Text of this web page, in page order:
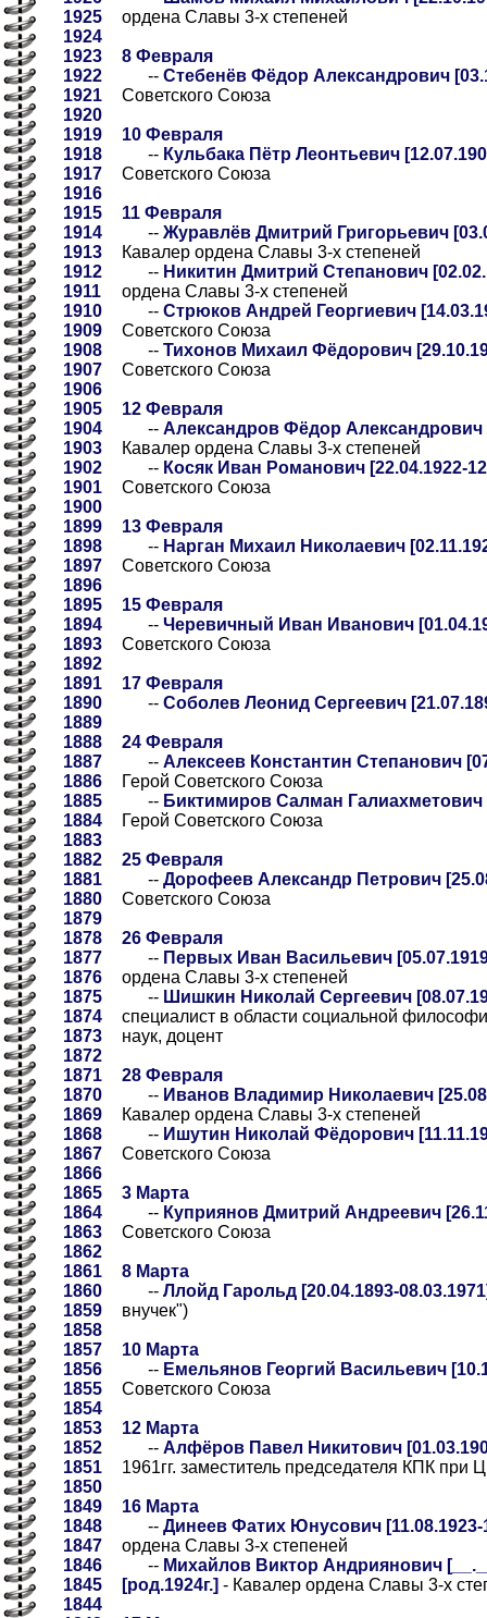
1925
1924
1923
1922
1921
1920
1919
1918
1917
1916
1915
1914
1913
1912
1911
1910
1909
1908
1907
1906
1905
1904
1903
1902
1901
1900
1899
1898
1897
1896
1895
1894
1893
1892
1891
1890
1889
1888
1887
1886
1885
1884
1883
1882
1881
1880
1879
1878
1877
1876
1875
1874
1873
1872
1871
1870
1869
1868
1867
1866
1865
1864
1863
1862
1861
1860
1859
1858
1857
1856
1855
1854
1853
1852
1851
1850
1849
1848
1847
1846
1845
1844
ордена Славы 3-х степеней
8 Февраля
-- Стебенёв Фёдор Александрович
Советского Союза
10 Февраля
-- Кульбака Пётр Леонтьевич
Советского Союза
11 Февраля
-- Журавлёв Дмитрий Григорьевич
Кавалер ордена Славы 3-х степеней
-- Никитин Дмитрий Степанович
ордена Славы 3-х степеней
-- Стрюков Андрей Георгиевич
Советского Союза
-- Тихонов Михаил Фёдорович
Советского Союза
12 Февраля
-- Александров Фёдор Александрович
Кавалер ордена Славы 3-х степеней
-- Косяк Иван Романович [22.04.1922-
Советского Союза
13 Февраля
-- Нарган Михаил Николаевич
Советского Союза
15 Февраля
-- Черевичный Иван Иванович
Советского Союза
17 Февраля
-- Соболев Леонид Сергеевич
24 Февраля
-- Алексеев Константин Степанович
Герой Советского Союза
-- Биктимиров Салман Галиахметович
Герой Советского Союза
25 Февраля
-- Дорофеев Александр Петрович
Советского Союза
26 Февраля
-- Первых Иван Васильевич
ордена Славы 3-х степеней
-- Шишкин Николай Сергеевич
специалист в области социальной
наук, доцент
28 Февраля
-- Иванов Владимир Николаевич
Кавалер ордена Славы 3-х степеней
-- Ишутин Николай Фёдорович
Советского Союза
3 Марта
-- Куприянов Дмитрий Андреевич
Советского Союза
8 Марта
-- Ллойд Гарольд [20.04.1893-
внучек")
10 Марта
-- Емельянов Георгий Васильевич
Советского Союза
12 Марта
-- Алфёров Павел Никитович
1961гг. заместитель председателя КПК при
16 Марта
-- Динеев Фатих Юнусович [11.08.1923-
ордена Славы 3-х степеней
-- Михайлов Виктор Андриянович
[род.1924г.] - Кавалер ордена Славы 3-х